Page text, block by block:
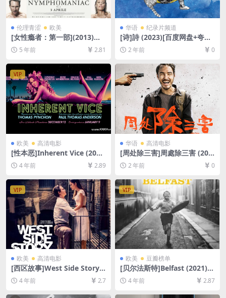
伦理青涩 欧美
[女性瘾者：第一部](2013)导
演剪辑版[百度网盘+迅雷云盘
资源未删减1080P高清][MP4/
7.6GB][中英字幕]
5 年前 2.81
华语 纪录片频道
[诗]詩 (2023)[百度网盘+夸克
网盘1080P超清未删减资源]
[网盘在线播放/下载][MP4/2.
8GB][繁体中文字幕]
2 年前 0
VIP
欧美 高清电影
[性本恶]Inherent Vice (201
4)[百度网盘+迅雷云盘资源10
80P超清未删减][MP4/9.2GB]
4 年前 2.89
华语 高清电影
[周处除三害]周處除三害 (202
3)[百度网盘+夸克网盘1080P
超清未删减资源][网盘在线播
幕]
2 年前 0
VIP
欧美 高清电影
[西区故事]West Side Story
(2021)[百度网盘+迅雷云盘资
源1080P超清未删减][MP4/10
GB][中文字幕]
4 年前 2.7
VIP
欧美 豆瓣榜单
[贝尔法斯特]Belfast (2021)
[百度网盘+迅雷云盘资源1080
P超清未删减][MP4/6.2GB][中
英字幕]
4 年前 2.87